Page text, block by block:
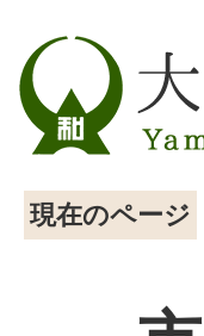
現在のページ